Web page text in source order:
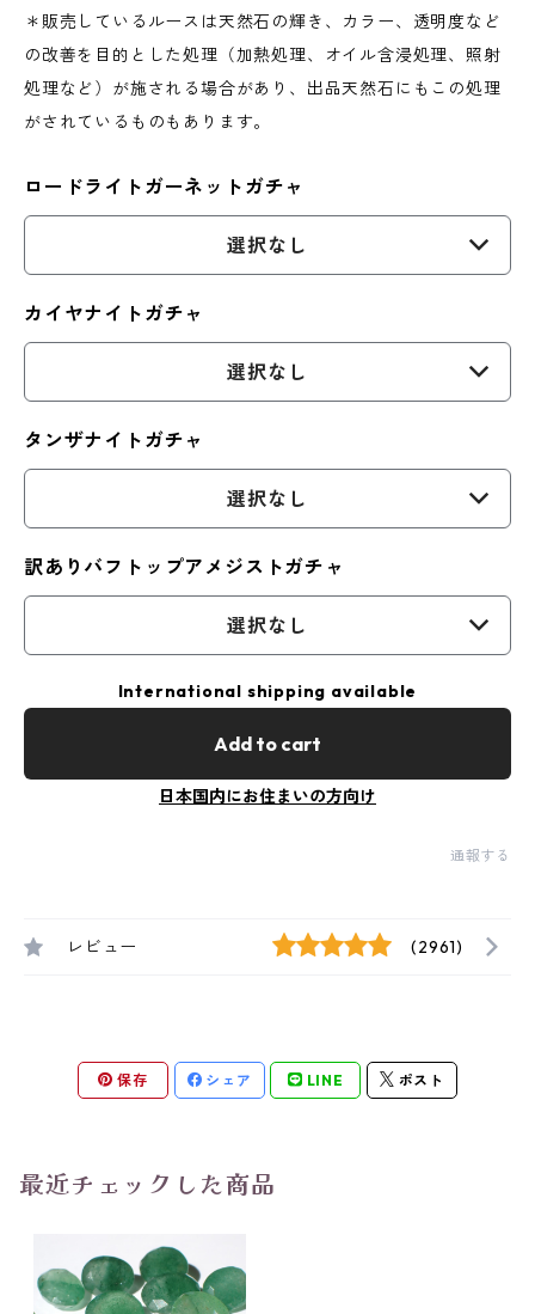
＊販売しているルースは天然石の輝き、カラー、透明度など
の改善を目的とした処理（加熱処理、オイル含浸処理、照射
処理など）が施される場合があり、出品天然石にもこの処理
がされているものもあります。
ロードライトガーネットガチャ
選択なし
カイヤナイトガチャ
選択なし
タンザナイトガチャ
選択なし
訳ありバフトップアメジストガチャ
選択なし
International shipping available
Add to cart
日本国内にお住まいの方向け
通報する
レビュー (2961)
保存 シェア LINE ポスト
最近チェックした商品